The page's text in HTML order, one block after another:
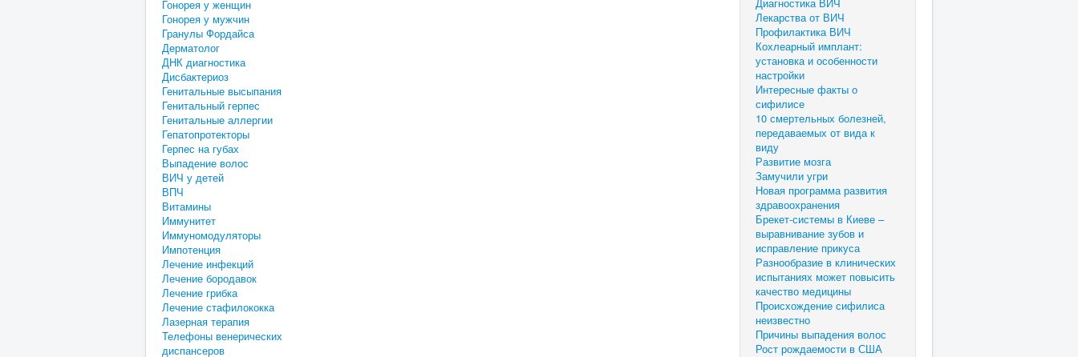
Гонорея у женщин
Гонорея у мужчин
Гранулы Фордайса
Дерматолог
ДНК диагностика
Дисбактериоз
Генитальные высыпания
Генитальный герпес
Генитальные аллергии
Гепатопротекторы
Герпес на губах
Выпадение волос
ВИЧ у детей
ВПЧ
Витамины
Иммунитет
Иммуномодуляторы
Импотенция
Лечение инфекций
Лечение бородавок
Лечение грибка
Лечение стафилококка
Лазерная терапия
Телефоны венерических
диспансеров
Лекарства от ВИЧ
Профилактика ВИЧ
Кохлеарный имплант:
установка и особенности
настройки
Интересные факты о
сифилисе
10 смертельных болезней,
передаваемых от вида к
виду
Развитие мозга
Замучили угри
Новая программа развития
здравоохранения
Брекет-системы в Киеве –
выравнивание зубов и
исправление прикуса
Разнообразие в клинических
испытаниях может повысить
качество медицины
Происхождение сифилиса
неизвестно
Причины выпадения волос
Рост рождаемости в США